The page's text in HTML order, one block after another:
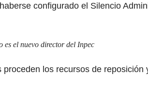
configurado el Silencio
es el nuevo director del Inpec
los recursos de reposición